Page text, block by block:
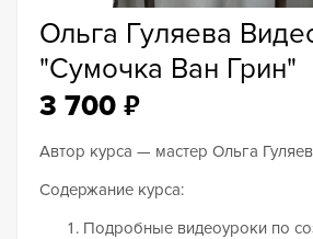
Ольга Гуляева
"Сумочка Ван Грин"
3 700 ₽
Автор курса — мастер Ольга
Содержание курса:
Подробные видеоуроки по